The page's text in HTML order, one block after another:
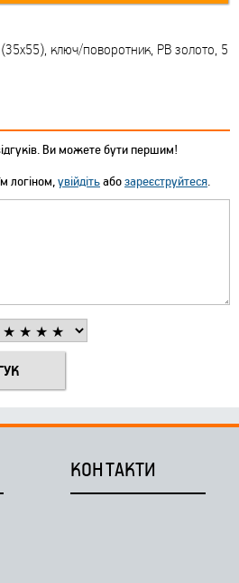
ключ/поворотник, PB золото, 5
Ви можете бути першим!
логіном,увійдітьабозареєструйтеся.
КОНТАКТИ